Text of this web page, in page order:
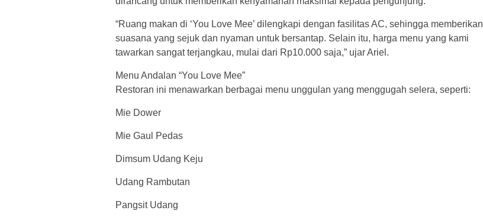
“Ruang makan di ‘You Love Mee’ dilengkapi dengan fasilitas AC, sehingga memberikan
suasana yang sejuk dan nyaman untuk bersantap. Selain itu, harga menu yang kami
tawarkan sangat terjangkau, mulai dari Rp10.000 saja,” ujar Ariel.
Menu Andalan “You Love Mee”
Restoran ini menawarkan berbagai menu unggulan yang menggugah selera, seperti:
Mie Dower
Mie Gaul Pedas
Dimsum Udang Keju
Udang Rambutan
Pangsit Udang